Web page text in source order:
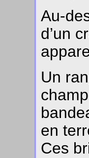
Au-
d’un
Un
en
Ces